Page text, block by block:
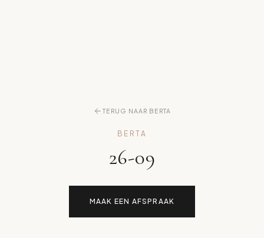
TERUG NAAR BERTA
BERTA
26-09
MAAK EEN AFSPRAAK